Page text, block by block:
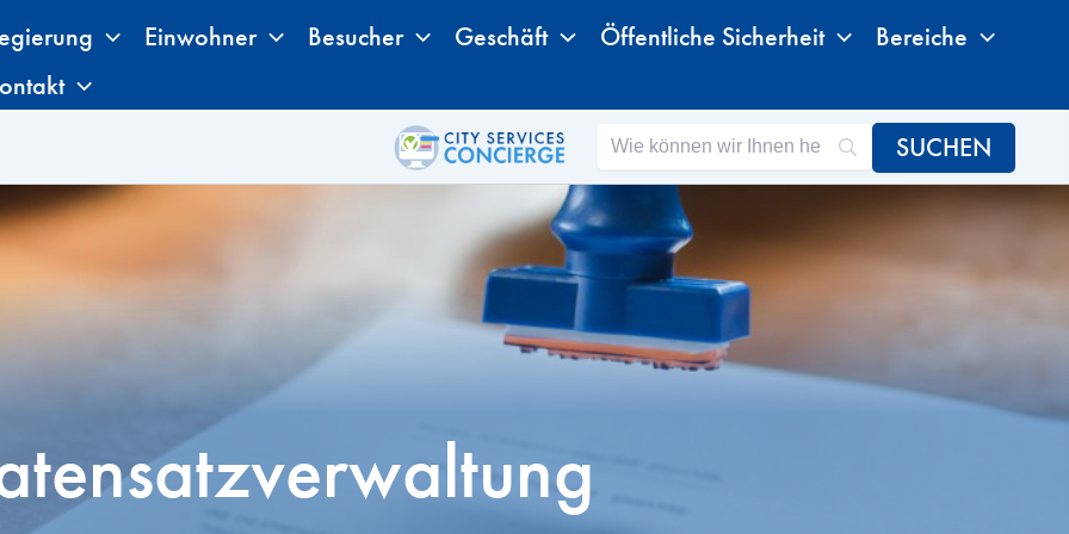
Einwohner Besucher Geschäft Öffentliche Sicherheit
Bereiche